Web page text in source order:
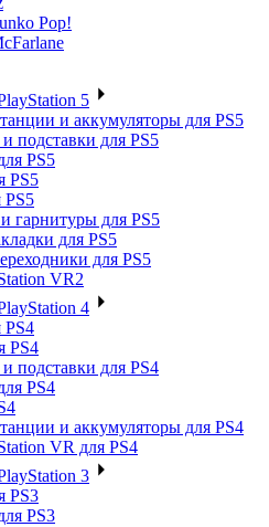
Pop!
5
и аккумуляторы для PS5
подставки для PS5
PS5
PS5
PS5
гарнитуры для PS5
для PS5
для PS5
VR2
4
PS4
PS4
подставки для PS4
PS4
и аккумуляторы для PS4
VR для PS4
3
PS3
PS3